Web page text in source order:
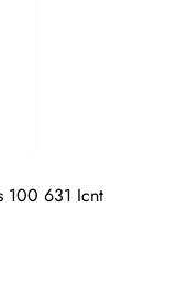
100 631 Icnt